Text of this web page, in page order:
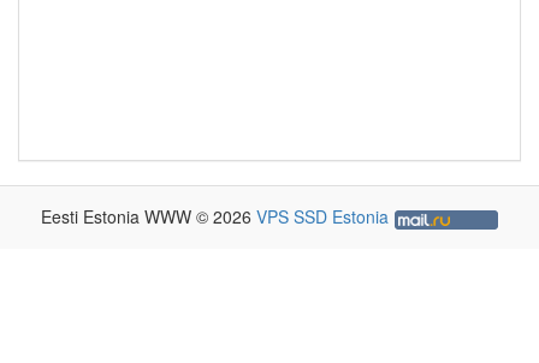
Eesti Estonia WWW © 2026 VPS SSD Estonia